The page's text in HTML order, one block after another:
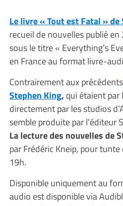
Le livre « Tout est Fatal » de
recueil de nouvelles publié
sous le titre « Everything’s
en France au format livre-
Contrairement aux précédents
Stephen King, qui étaient par
directement par les studios
semble produite par l’éditeur
La lecture des nouvelles de
par Frédéric Kneip, pour
19h.
Disponible uniquement au
audio est disponible via